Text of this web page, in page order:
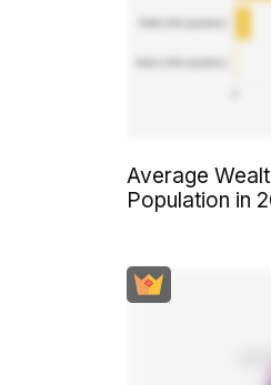
Average
Population in